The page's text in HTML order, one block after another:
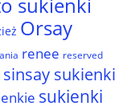
Orsay
renee reserved
sinsay sukienki
sukienki